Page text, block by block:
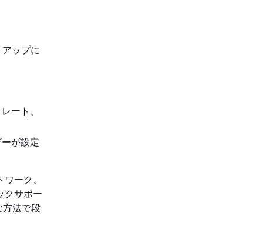
ップに
ート、
が設定
ーク、
クサポー
方法で段